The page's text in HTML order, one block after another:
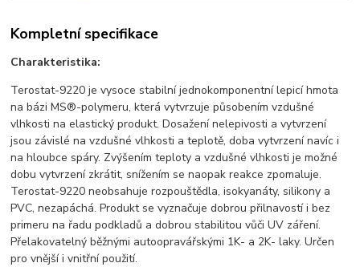
Kompletní specifikace
Charakteristika:
Terostat-9220 je vysoce stabilní jednokomponentní lepicí hmota
na bázi MS®-polymeru, která vytvrzuje působením vzdušné
vlhkosti na elastický produkt. Dosažení nelepivosti a vytvrzení
jsou závislé na vzdušné vlhkosti a teplotě, doba vytvrzení navíc i
na hloubce spáry. Zvýšením teploty a vzdušné vlhkosti je možné
dobu vytvrzení zkrátit, snížením se naopak reakce zpomaluje.
Terostat-9220 neobsahuje rozpouštědla, isokyanáty, silikony a
PVC, nezapáchá. Produkt se vyznačuje dobrou přilnavostí i bez
primeru na řadu podkladů a dobrou stabilitou vůči UV záření.
Přelakovatelný běžnými autoopravářskými 1K- a 2K- laky. Určen
pro vnější i vnitřní použití.